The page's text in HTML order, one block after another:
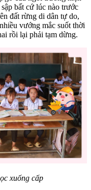
bất cứ lúc nào trước
đất rừng di dân tự do,
vướng mắc suốt thời
rồi lại phải tạm dừng.
xuống cấp